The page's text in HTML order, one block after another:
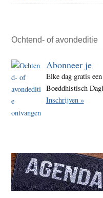
Ochtend- of avondeditie
Abonneer je
Elke dag gratis
Boeddhistisch
Inschrijven »